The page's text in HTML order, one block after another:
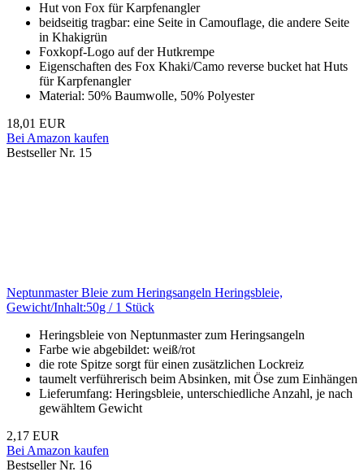
Hut von Fox für Karpfenangler
beidseitig tragbar: eine Seite in Camouflage, die andere Seite
in Khakigrün
Foxkopf-Logo auf der Hutkrempe
Eigenschaften des Fox Khaki/Camo reverse bucket hat Huts
für Karpfenangler
Material: 50% Baumwolle, 50% Polyester
18,01 EUR
Bei Amazon kaufen
Bestseller Nr. 15
Neptunmaster Bleie zum Heringsangeln Heringsbleie,
Gewicht/Inhalt:50g / 1 Stück
Heringsbleie von Neptunmaster zum Heringsangeln
Farbe wie abgebildet: weiß/rot
die rote Spitze sorgt für einen zusätzlichen Lockreiz
taumelt verführerisch beim Absinken, mit Öse zum Einhängen
Lieferumfang: Heringsbleie, unterschiedliche Anzahl, je nach
gewähltem Gewicht
2,17 EUR
Bei Amazon kaufen
Bestseller Nr. 16